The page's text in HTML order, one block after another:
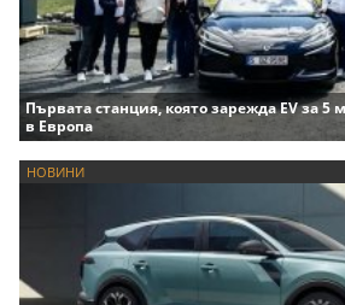
Първата станция, която зарежда EV за 5
в Европа
НОВИНИ